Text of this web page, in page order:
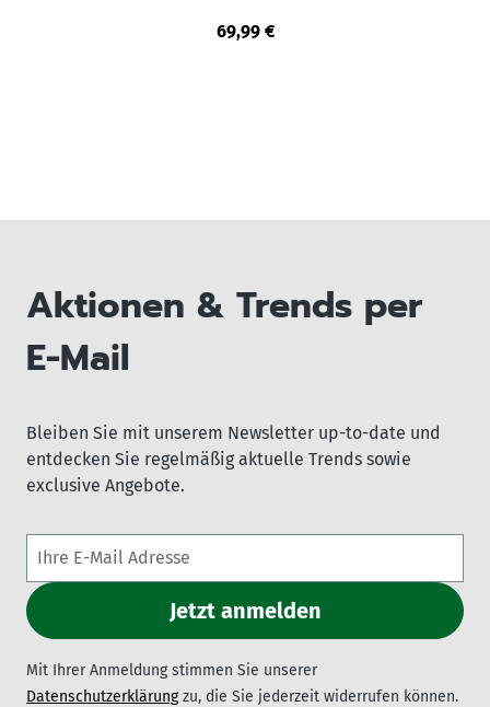
69,99 €
Aktionen & Trends per
E-Mail
Bleiben Sie mit unserem Newsletter up-to-date und
entdecken Sie regelmäßig aktuelle Trends sowie
exclusive Angebote.
Mit Ihrer Anmeldung stimmen Sie unserer
Datenschutzerklärungzu, die Sie jederzeit widerrufen können.